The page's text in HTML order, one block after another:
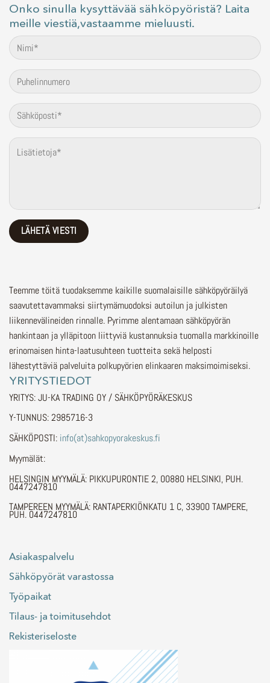
Onko sinulla kysyttävää sähköpyöristä? Laita
meille viestiä,vastaamme mieluusti.
Teemme töitä tuodaksemme kaikille suomalaisille sähköpyöräilyä
saavutettavammaksi siirtymämuodoksi autoilun ja julkisten
liikennevälineiden rinnalle. Pyrimme alentamaan sähköpyörän
hankintaan ja ylläpitoon liittyviä kustannuksia tuomalla markkinoille
erinomaisen hinta-laatusuhteen tuotteita sekä helposti
lähestyttäviä palveluita polkupyörien elinkaaren maksimoimiseksi.
YRITYSTIEDOT
YRITYS: JU-KA TRADING OY / SÄHKÖPYÖRÄKESKUS
Y-TUNNUS: 2985716-3
SÄHKÖPOSTI: info(at)sahkopyorakeskus.fi
Myymälät:
HELSINGIN MYYMÄLÄ: PIKKUPURONTIE 2, 00880 HELSINKI, PUH.
0447247810
TAMPEREEN MYYMÄLÄ: RANTAPERKIÖNKATU 1 C, 33900 TAMPERE,
PUH. 0447247810
Asiakaspalvelu
Sähköpyörät varastossa
Työpaikat
Tilaus- ja toimitusehdot
Rekisteriseloste